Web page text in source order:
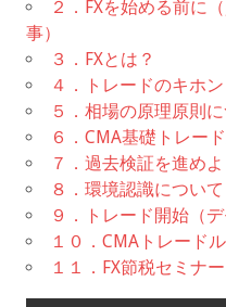
２．FXを始める前に
事）
３．FXとは？
４．トレードのキホン
５．相場の原理原則
６．CMA基礎トレー
７．過去検証を進めよ
８．環境認識について
９．トレード開始（デ
１０．CMAトレード
１１．FX節税セミナ